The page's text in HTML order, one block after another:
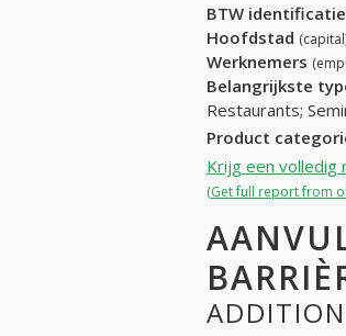
BTW
Hoofdstad
Werknemers
Belangrijkste
Restaurants;
Product
Krijg een volledig
(Get full report from